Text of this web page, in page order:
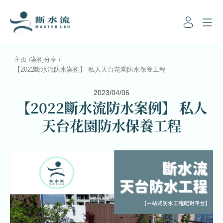
主页 /案例分享 /
【2022斷水流防水案例】 私人天台花園防水保養工程
2023/04/06
【2022斷水流防水案例】 私人
天台花園防水保養工程